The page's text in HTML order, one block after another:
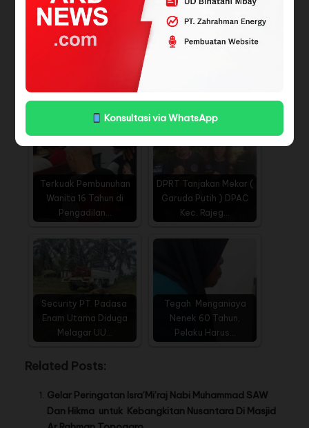
Konsultasi via WhatsApp
Sunter Agung…
Terkuak Pembunuhan
Wanita 16 Tahun di
Pengadilan…
DPRT Tanjakan Mekar (
Garuda Putih ) DPAC
Kec. Rajeg…
Security PT. Padasa
Enam Utama Diduga
Melagar UU…
Tegah Menganiaya
Nenek 60 Tahun,
Pelaku Harus…
Related Posts:
Gelar Peringatan Isra’Mi’raj Nabi Muhammad SAW
Dan Hikma untuk Kebangkitan Nusantara Di Masjid